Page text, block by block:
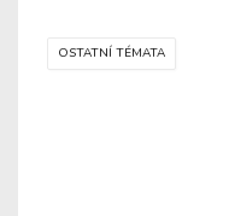
OSTATNÍ TÉMATA